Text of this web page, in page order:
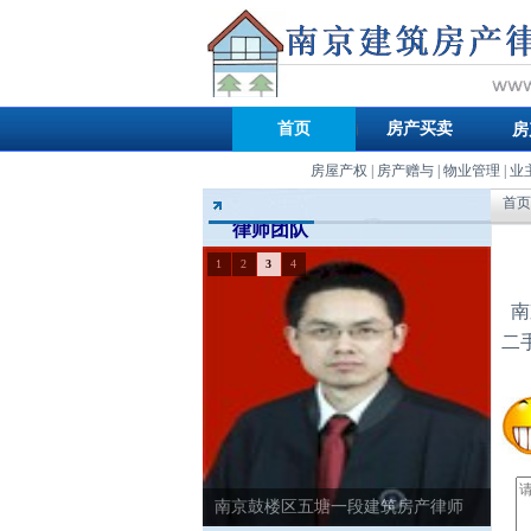
首页 房产买卖
房屋产权 房产赠与 物业管理 业
律师团队
南京鼓楼区五塘一段建筑房产律师
1 2 3 4
首页
二